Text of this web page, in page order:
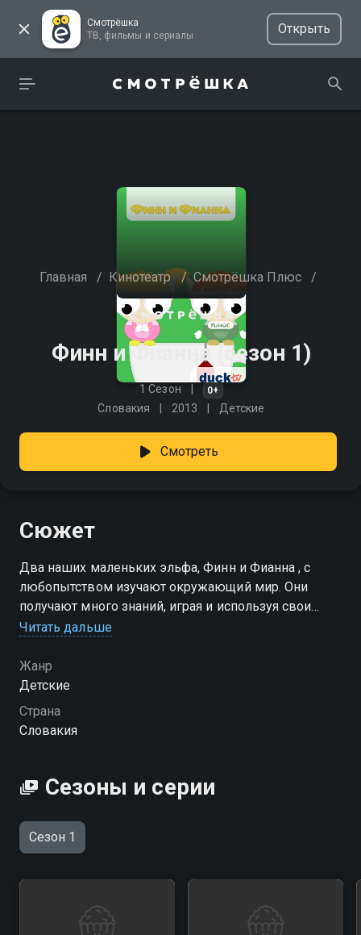
Смотрёшка
ТВ, фильмы и сериалы
Открыть
Главная / Кинотеатр / Смотрёшка Плюс /
Финн и Фианна (сезон 1)
1 Сезон 0+
Словакия 2013 Детские
Смотреть
Сюжет
Два наших маленьких эльфа, Финн и Фианна , с
любопытством изучают окружающий мир. Они
получают много знаний, играя и используя свои
чувства. Пусть Ваш малыш вместе с ними
себя некоторые базовые вещи и их аналоги.
Посмотреть онлайн 1 сезон сериала Финн и Фианна
вы можете совершенно бесплатно в хорошем HD
Читать дальше
Жанр
Детские
Страна
Словакия
Сезоны и серии
Сезон 1